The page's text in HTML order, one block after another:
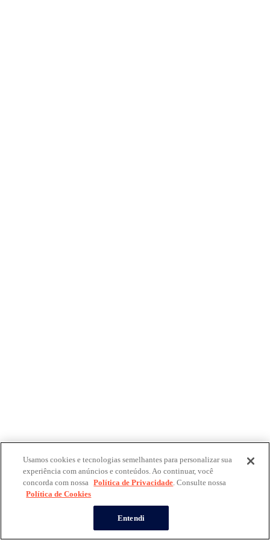
Usamos cookies e tecnologias semelhantes para personalizar sua
experiência com anúncios e conteúdos. Ao continuar, você
concorda com nossa Política de Privacidade. Consulte nossa
Política de Cookies
Entendi